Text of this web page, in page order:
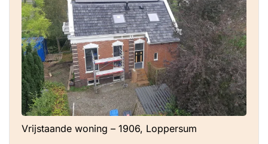
Vrijstaande woning – 1906, Loppersum